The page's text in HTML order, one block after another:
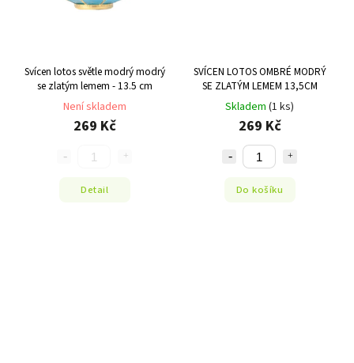
Svícen lotos světle modrý modrý
se zlatým lemem - 13.5 cm
Není skladem
269 Kč
Detail
SVÍCEN LOTOS OMBRÉ MODRÝ
SE ZLATÝM LEMEM 13,5CM
Skladem (1 ks)
269 Kč
Do košíku